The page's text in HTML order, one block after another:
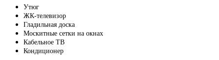
Утюг
ЖК-телевизор
Гладильная доска
Москитные сетки на окнах
Кабельное ТВ
Кондиционер